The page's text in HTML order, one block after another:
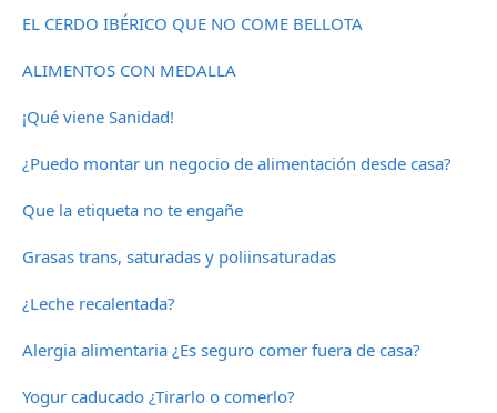
EL CERDO IBÉRICO QUE NO COME BELLOTA
ALIMENTOS CON MEDALLA
¡Qué viene Sanidad!
¿Puedo montar un negocio de alimentación desde casa?
Que la etiqueta no te engañe
Grasas trans, saturadas y poliinsaturadas
¿Leche recalentada?
Alergia alimentaria ¿Es seguro comer fuera de casa?
Yogur caducado ¿Tirarlo o comerlo?